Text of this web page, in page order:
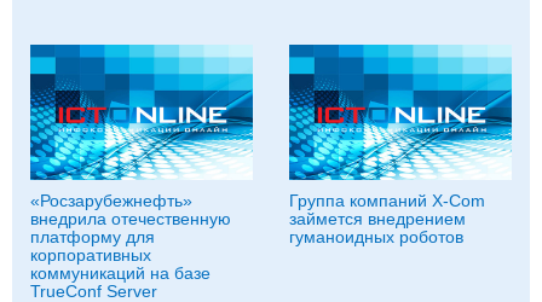
«Росзарубежнефть»
внедрила отечественную
платформу для
корпоративных
коммуникаций на базе
TrueConf Server
Группа компаний X-Com
займется внедрением
гуманоидных роботов